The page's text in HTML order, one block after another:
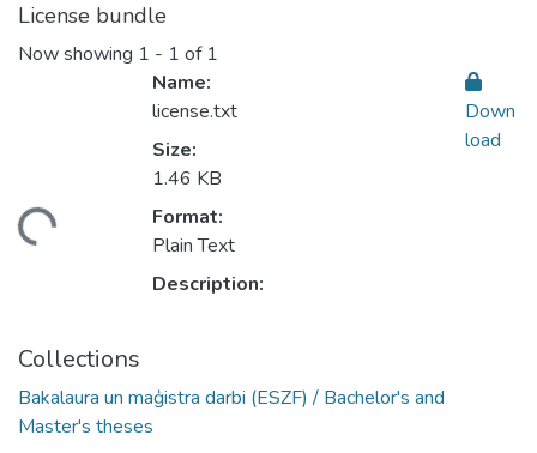
License bundle
Now showing 1 - 1 of 1
Name:
license.txt
Size:
1.46 KB
Format:
Plain Text
Description:
Down
load
Collections
Bakalaura un maģistra darbi (ESZF) / Bachelor's and
Master's theses